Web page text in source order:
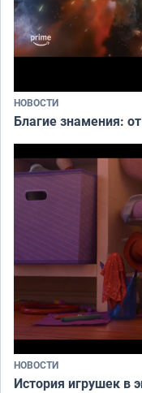
НОВОСТИ
Благие знамения:
НОВОСТИ
История игрушек в